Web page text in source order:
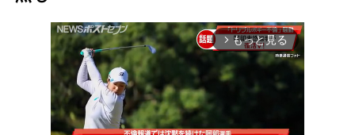
arrow_forward_ios もっと見る